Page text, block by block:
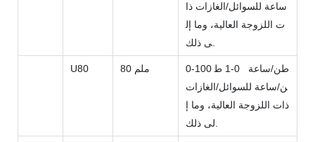
ساعة للسوائل/الغازات ذا
ت اللزوجة العالية، وما إل
U80 80 ملم 0-100 طن/ساعة
0-1 ط
ن/ساعة للسوائل/الغازات
ذات اللزوجة العالية، وما إ